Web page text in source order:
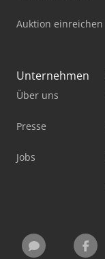
Auktion einreichen
Unternehmen
Über uns
Presse
Jobs